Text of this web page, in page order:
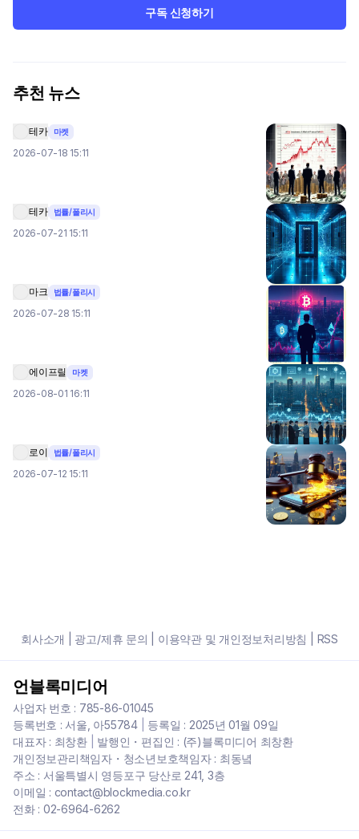
구독 신청하기
추천 뉴스
테카 마켓
2026-07-18 15:11
테카 법률/폴리시
2026-07-21 15:11
마크 법률/폴리시
2026-07-28 15:11
에이프릴 마켓
2026-08-01 16:11
로이 법률/폴리시
2026-07-12 15:11
회사소개 광고/제휴 문의 이용약관 및 개인정보처리방침 RSS
언블록미디어
사업자 번호 : 785-86-01045
등록번호 : 서울, 아55784| 등록일 : 2025년 01월 09일
대표자 : 최창환| 발행인・편집인 : (주)블록미디어 최창환
개인정보관리책임자・청소년보호책임자 : 최동녘
주소 : 서울특별시 영등포구 당산로 241, 3층
이메일 : contact@blockmedia.co.kr
전화 : 02-6964-6262